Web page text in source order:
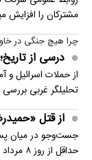
مشترکان را افزایش
چرا هیچ جنگی در
درسی از
از حملات اسرائیل و
تحلیلگر غربی
از قتل
جست‌وجو در میان
حداقل از روز ۸ مرداد (۳۰ جولای) اکانت‌هایی مربوط به…